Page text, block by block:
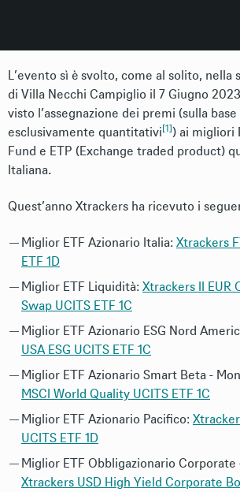
L’evento sì è svolto, come al solito, nella
di Villa Necchi Campiglio il 7 Giugno
visto l’assegnazione dei premi (sulla
esclusivamente quantitativi [1] ) ai migliori
Fund e ETP (Exchange traded product)
Italiana.
Quest’anno Xtrackers ha ricevuto i
Miglior ETF Azionario Italia: Xtrackers
ETF 1D
Miglior ETF Liquidità: Xtrackers II EUR
Swap UCITS ETF 1C
Miglior ETF Azionario ESG Nord
USA ESG UCITS ETF 1C
Miglior ETF Azionario Smart Beta -
MSCI World Quality UCITS ETF 1C
Miglior ETF Azionario Pacifico:
UCITS ETF 1D
Miglior ETF Obbligazionario Corporate
Xtrackers USD High Yield Corporate